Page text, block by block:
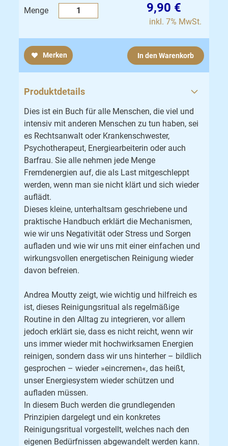
Menge 9,90 €
inkl. 7% MwSt.
Merken In den Warenkorb
Produktdetails
Dies ist ein Buch für alle Menschen, die viel und
intensiv mit anderen Menschen zu tun haben, sei
es Rechtsanwalt oder Krankenschwester,
Psychotherapeut, Energiearbeiterin oder auch
Barfrau. Sie alle nehmen jede Menge
Fremdenergien auf, die als Last mitgeschleppt
werden, wenn man sie nicht klärt und sich wieder
auflädt.
Dieses kleine, unterhaltsam geschriebene und
praktische Handbuch erklärt die Mechanismen,
wie wir uns Negativität oder Stress und Sorgen
aufladen und wie wir uns mit einer einfachen und
wirkungsvollen energetischen Reinigung wieder
davon befreien.
Andrea Moutty zeigt, wie wichtig und hilfreich es
ist, dieses Reinigungsritual als regelmäßige
Routine in den Alltag zu integrieren, vor allem
jedoch erklärt sie, dass es nicht reicht, wenn wir
uns immer wieder mit hochwirksamen Energien
reinigen, sondern dass wir uns hinterher – bildlich
gesprochen – wieder »eincremen«, das heißt,
unser Energiesystem wieder schützen und
aufladen müssen.
In diesem Buch werden die grundlegenden
Prinzipien dargelegt und ein konkretes
Reinigungsritual vorgestellt, welches nach den
eigenen Bedürfnissen abgewandelt werden kann.